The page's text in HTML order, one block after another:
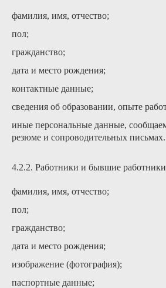
фамилия, имя, отчество;
пол;
гражданство;
дата и место рождения;
контактные данные;
сведения об образовании, опыте
иные персональные данные,
резюме и сопроводительных письмах.
4.2.2. Работники и бывшие
фамилия, имя, отчество;
пол;
гражданство;
дата и место рождения;
изображение (фотография);
паспортные данные;